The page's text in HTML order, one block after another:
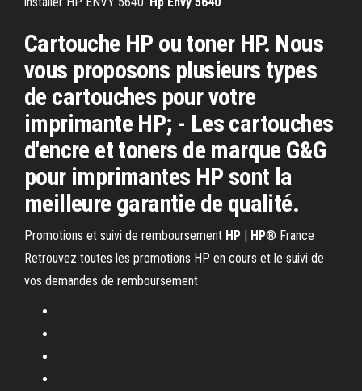
Cartouche HP ou toner HP. Nous
vous proposons plusieurs types
de cartouches pour votre
imprimante HP; - Les cartouches
d'encre et toners de marque G&G
pour imprimantes HP sont la
meilleure garantie de qualité.
Promotions et suivi de remboursement HP | HP® France
Retrouvez toutes les promotions HP en cours et le suivi de
vos demandes de remboursement